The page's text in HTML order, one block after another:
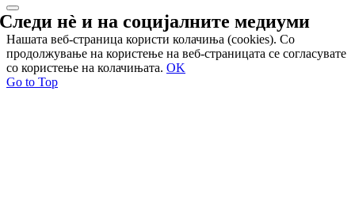
Следи нѐ и насоцијалните медиуми
Нашата веб-страница користи колачиња (cookies). Со
продолжување на користење на веб-страницата се согласувате
со користење на колачињата. OK
Go to Top